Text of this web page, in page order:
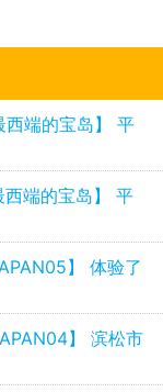
西端的宝岛】 平
端的宝岛】 平
】 体验了
】 滨松市